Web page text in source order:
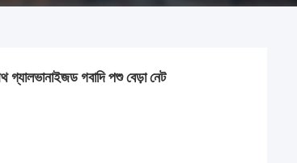
গবাদি পশু বেড়া নেট